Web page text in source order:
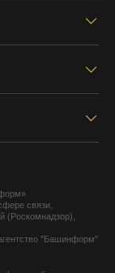
связи,
(Роскомнадзор),
"Башинформ"